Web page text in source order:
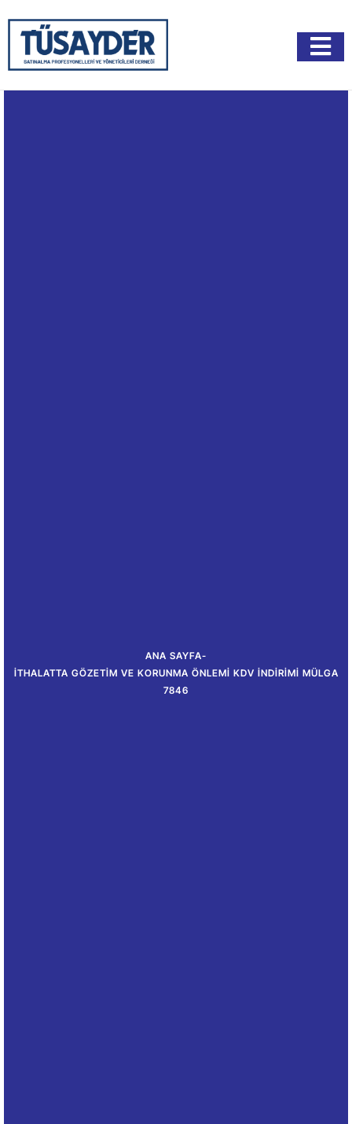
ANA SAYFA-
İTHALATTA GÖZETIM VE KORUNMA ÖNLEMI KDV İNDIRIMI MÜLGA
7846